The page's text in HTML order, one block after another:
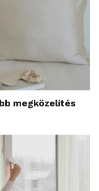
megközelítés